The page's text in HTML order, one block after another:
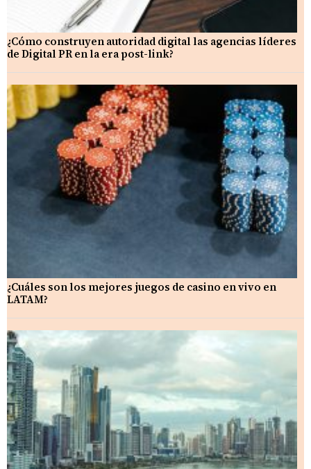
¿Cómo construyen autoridad digital las agencias líderes
de Digital PR en la era post-link?
¿Cuáles son los mejores juegos de casino en vivo en
LATAM?